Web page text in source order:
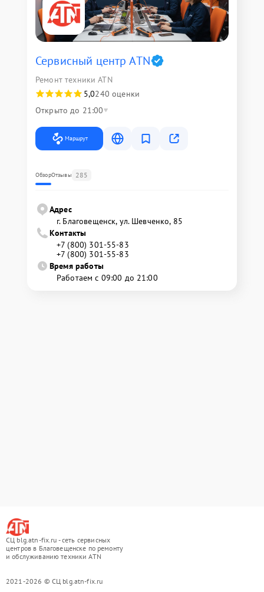
Сервисный центр ATN
Ремонт техники ATN
5,0240 оценки
Открыто до 21:00
Маршрут
ОбзорОтзывы 285
Адрес
г. Благовещенск, ул. Шевченко, 85
Контакты
+7 (800) 301-55-83
+7 (800) 301-55-83
Время работы
Работаем с 09:00 до 21:00
СЦ blg.atn-fix.ru - сеть сервисных
центров в Благовещенске по ремонту
и обслуживанию техники ATN
2021-2026 © СЦ blg.atn-fix.ru